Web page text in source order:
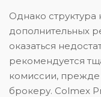
Однако
дополнительных
оказаться
рекомендуется
комиссии,
брокеру. Colmex